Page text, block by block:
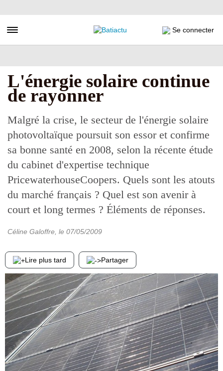
au
principal
Toggle navigation Se connecter
L'énergie solaire continue
de rayonner
Malgré la crise, le secteur de l'énergie solaire
photovoltaïque poursuit son essor et confirme
sa bonne santé en 2008, selon la récente étude
du cabinet d'expertise technique
PricewaterhouseCoopers. Quels sont les atouts
du marché français ? Quel est son avenir à
court et long termes ? Éléments de réponses.
Céline Galoffre , le 07/05/2009
Lire plus tard Partager